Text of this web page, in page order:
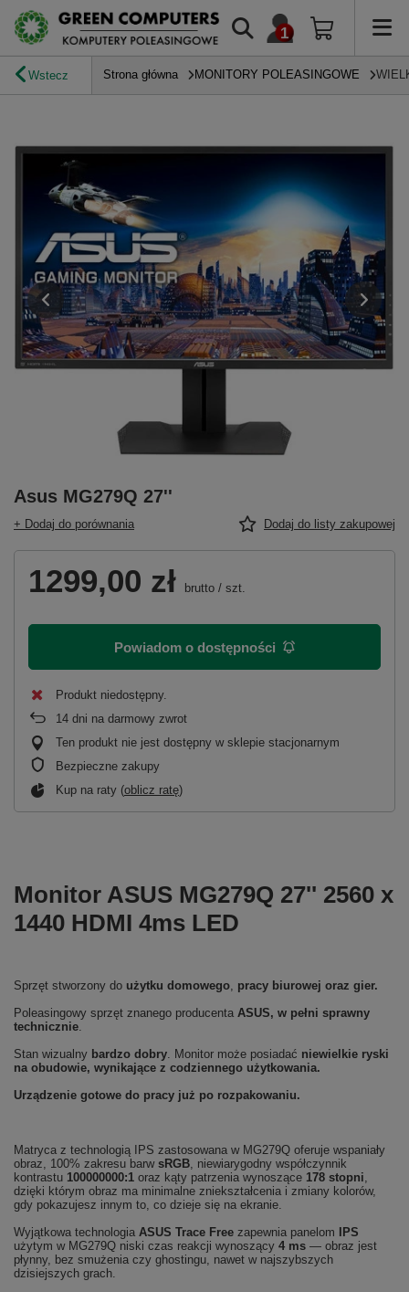
Wstecz Strona główna MONITORY POLEASINGOWE
Asus MG279Q 27''
+ Dodaj do porównania Dodaj do listy zakupowej
1299,00 zł brutto / szt.
Powiadom o dostępności
Produkt niedostępny
14 dni na darmowy zwrot
Ten produkt nie jest dostępny w sklepie stacjonarnym
Bezpieczne zakupy
Kup na raty (oblicz ratę)
Monitor ASUS MG279Q 27'' 2560 x
1440 HDMI 4ms LED
Sprzęt stworzony do użytku domowego, pracy biurowej oraz gier.
Poleasingowy sprzęt znanego producenta ASUS, w pełni sprawny
technicznie.
Stan wizualny bardzo dobry. Monitor może posiadać niewielkie ryski
na obudowie, wynikające z codziennego użytkowania.
Urządzenie gotowe do pracy już po rozpakowaniu.
Matryca z technologią IPS zastosowana w MG279Q oferuje wspaniały
obraz, 100% zakresu barw sRGB, niewiarygodny współczynnik
kontrastu 100000000:1 oraz kąty patrzenia wynoszące 178 stopni,
dzięki którym obraz ma minimalne zniekształcenia i zmiany kolorów,
gdy pokazujesz innym to, co dzieje się na ekranie.
Wyjątkowa technologia ASUS Trace Free zapewnia panelom
IPS
użytym w MG279Q niski czas reakcji wynoszący 4 ms — obraz jest
płynny, bez smużenia czy ghostingu, nawet w najszybszych
dzisiejszych grach.